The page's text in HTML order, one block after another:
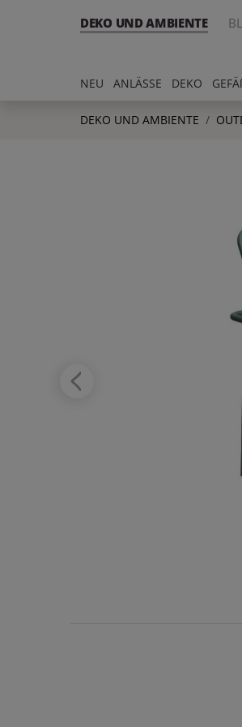
DEKO UND AMBIENTE
NEU ANLÄSSE DEKO
DEKO UND AMBIENTE